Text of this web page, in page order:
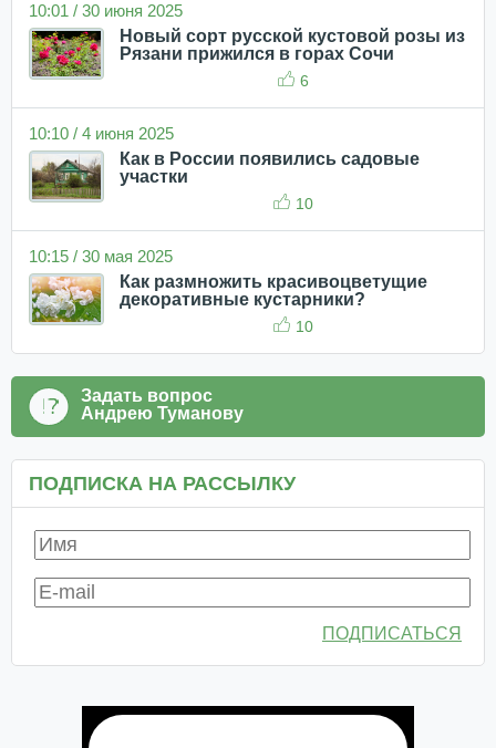
10:01 / 30 июня 2025
Новый сорт русской кустовой розы из
Рязани прижился в горах Сочи
6
10:10 / 4 июня 2025
Как в России появились садовые
участки
10
10:15 / 30 мая 2025
Как размножить красивоцветущие
декоративные кустарники?
10
Задать вопрос
Андрею Туманову
ПОДПИСКА НА РАССЫЛКУ
ПОДПИСАТЬСЯ